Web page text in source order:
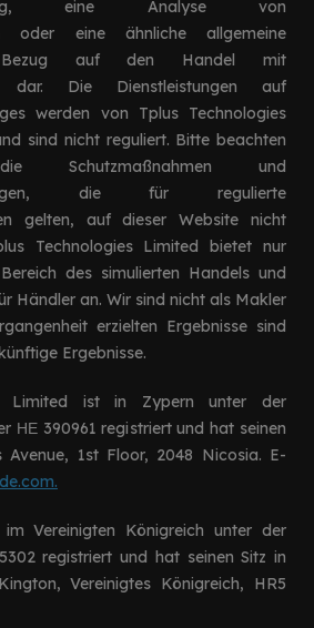
eine Analyse von
oder eine ähnliche allgemeine
Bezug auf den Handel mit
dar. Die Dienstleistungen auf
werden von Tplus Technologies
sind nicht reguliert. Bitte beachten
und
die für regulierte
gelten, auf dieser Website nicht
Technologies Limited bietet nur
des simulierten Handels und
Händler an. Wir sind nicht als Makler
erzielten Ergebnisse sind
Ergebnisse.
Limited ist in Zypern unter der
ΗΕ 390961 registriert und hat seinen
Avenue, 1st Floor, 2048 Nicosia. E-
Vereinigten Königreich unter der
registriert und hat seinen Sitz in
Vereinigtes Königreich, HR5